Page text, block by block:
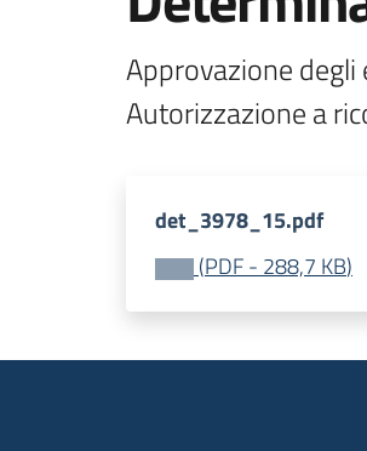
Approvazione
Autorizzazione a
det_3978_15.pdf
(PDF- 288,7 KB)